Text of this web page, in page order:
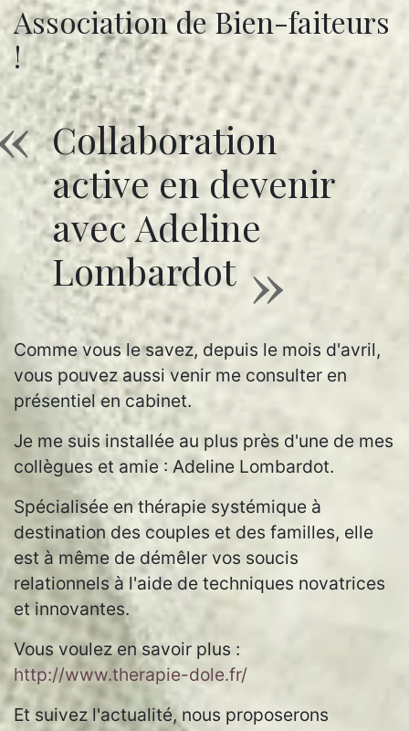
Association de Bien-faiteurs
!
Collaboration
active en devenir
avec Adeline
Lombardot
Comme vous le savez, depuis le mois d'avril,
vous pouvez aussi venir me consulter en
présentiel en cabinet.
Je me suis installée au plus près d'une de mes
collègues et amie : Adeline Lombardot.
Spécialisée en thérapie systémique à
destination des couples et des familles, elle
est à même de démêler vos soucis
relationnels à l'aide de techniques novatrices
et innovantes.
Vous voulez en savoir plus :
http://www.therapie-dole.fr/
Et suivez l'actualité, nous proposerons